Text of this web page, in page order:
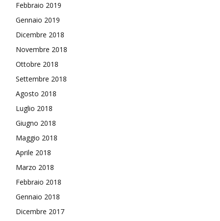
Febbraio 2019
Gennaio 2019
Dicembre 2018
Novembre 2018
Ottobre 2018
Settembre 2018
Agosto 2018
Luglio 2018
Giugno 2018
Maggio 2018
Aprile 2018
Marzo 2018
Febbraio 2018
Gennaio 2018
Dicembre 2017